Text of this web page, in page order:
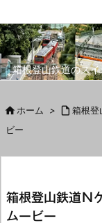
箱根登山鉄道のス
 ホーム >  箱根登
ビー
箱根登山鉄道Ｎ
ムービー